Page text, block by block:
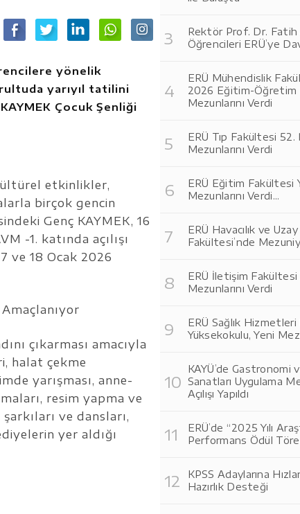
yönelik
yarıyıl tatilini
Çocuk Şenliği
etkinlikler,
birçok gencin
Genç KAYMEK, 16
-1. katında açılışı
ve 18 Ocak 2026
çıkarması amacıyla
halat çekme
yarışması, anne-
resim yapma ve
ve dansları,
yer aldığı
Rektör Prof. Dr. Fatih
Öğrencileri ERÜ’ye
ERÜ Mühendislik
2026 Eğitim-Öğretim
Mezunlarını Verdi
ERÜ Tıp Fakültesi 52.
Mezunlarını Verdi
ERÜ Eğitim Fakültesi
Mezunlarını Verdi...
ERÜ Havacılık ve
Fakültesi’nde
ERÜ İletişim
Mezunlarını Verdi
ERÜ Sağlık
Yüksekokulu, Yeni
KAYÜ’de Gastronomi
Sanatları Uygulama
Açılışı Yapıldı
ERÜ’de “2025 Yılı
Performans Ödül
KPSS Adaylarına
Hazırlık Desteği